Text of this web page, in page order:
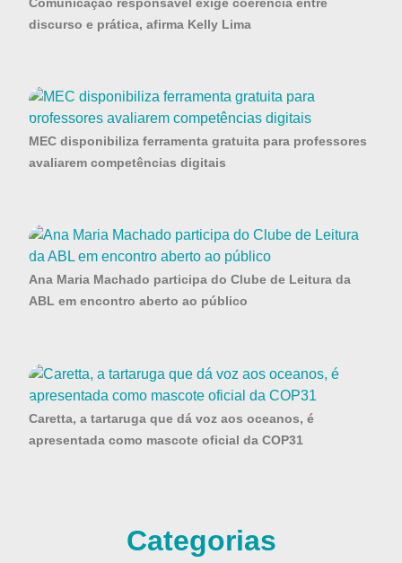
discurso e prática, afirma Kelly Lima
MEC disponibiliza ferramenta gratuita para professores
avaliarem competências digitais
Ana Maria Machado participa do Clube de Leitura da
ABL em encontro aberto ao público
Caretta, a tartaruga que dá voz aos oceanos, é
apresentada como mascote oficial da COP31
Categorias